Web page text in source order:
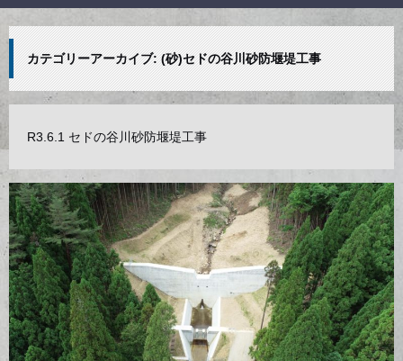
カテゴリーアーカイブ: (砂)セドの谷川砂防堰堤工事
R3.6.1 セドの谷川砂防堰堤工事